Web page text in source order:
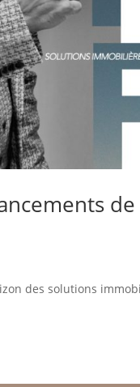
des solutions